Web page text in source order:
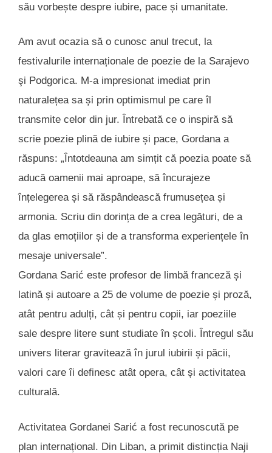
său vorbește despre iubire, pace și umanitate.
Am avut ocazia să o cunosc anul trecut, la
festivalurile internaționale de poezie de la Sarajevo
şi Podgorica. M-a impresionat imediat prin
naturalețea sa și prin optimismul pe care îl
transmite celor din jur. Întrebată ce o inspiră să
scrie poezie plină de iubire și pace, Gordana a
răspuns: „Întotdeauna am simțit că poezia poate să
aducă oamenii mai aproape, să încurajeze
înțelegerea și să răspândească frumusețea și
armonia. Scriu din dorința de a crea legături, de a
da glas emoțiilor și de a transforma experiențele în
mesaje universale”.
Gordana Sarić este profesor de limbă franceză și
latină și autoare a 25 de volume de poezie și proză,
atât pentru adulți, cât și pentru copii, iar poeziile
sale despre litere sunt studiate în școli. Întregul său
univers literar gravitează în jurul iubirii și păcii,
valori care îi definesc atât opera, cât și activitatea
culturală.
Activitatea Gordanei Sarić a fost recunoscută pe
plan internațional. Din Liban, a primit distincția Naji